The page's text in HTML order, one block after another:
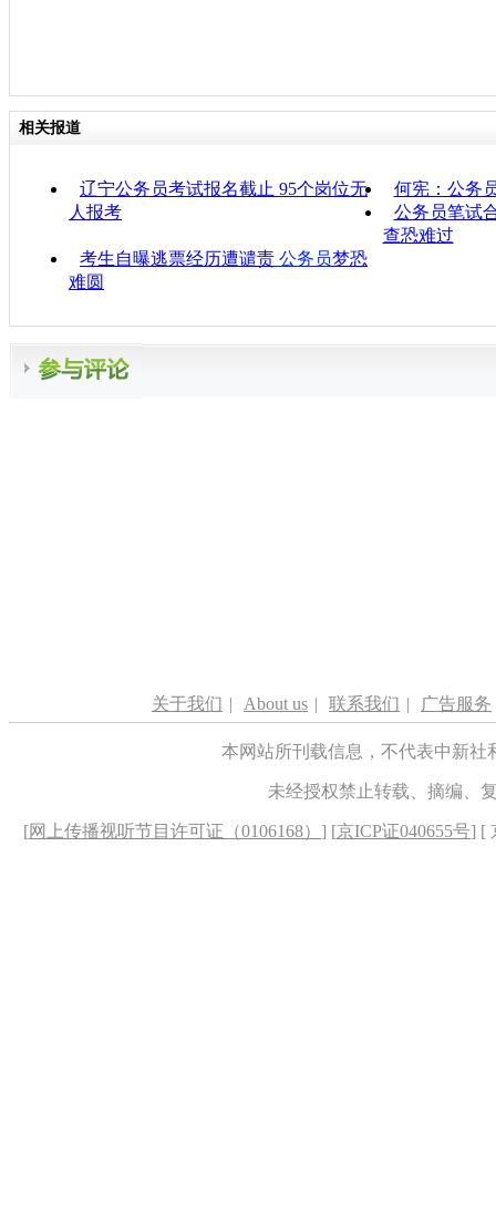
相关报道
辽宁公务员考试报名截止 95个岗位无
人报考
何宪：公务
公务员笔试
查恐难过
考生自曝逃票经历遭谴责 公务员梦恐
难圆
关于我们 | About us | 联系我们 | 广告服务
本网站所刊载信息，不代表中新
未经授权禁止转载、摘编、
[网上传播视听节目许可证（0106168） ] [京ICP证040655号] [